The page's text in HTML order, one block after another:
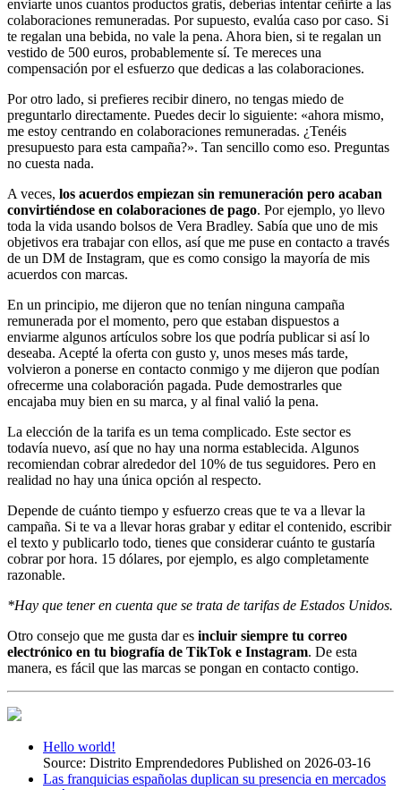
enviarte unos cuantos productos gratis, deberías intentar ceñirte a las
colaboraciones remuneradas. Por supuesto, evalúa caso por caso. Si
te regalan una bebida, no vale la pena. Ahora bien, si te regalan un
vestido de 500 euros, probablemente sí. Te mereces una
compensación por el esfuerzo que dedicas a las colaboraciones.
Por otro lado, si prefieres recibir dinero, no tengas miedo de
preguntarlo directamente. Puedes decir lo siguiente: «ahora mismo,
me estoy centrando en colaboraciones remuneradas. ¿Tenéis
presupuesto para esta campaña?». Tan sencillo como eso. Preguntas
no cuesta nada.
A veces, los acuerdos empiezan sin remuneración pero acaban
convirtiéndose en colaboraciones de pago. Por ejemplo, yo llevo
toda la vida usando bolsos de Vera Bradley. Sabía que uno de mis
objetivos era trabajar con ellos, así que me puse en contacto a través
de un DM de Instagram, que es como consigo la mayoría de mis
acuerdos con marcas.
En un principio, me dijeron que no tenían ninguna campaña
remunerada por el momento, pero que estaban dispuestos a
enviarme algunos artículos sobre los que podría publicar si así lo
deseaba. Acepté la oferta con gusto y, unos meses más tarde,
volvieron a ponerse en contacto conmigo y me dijeron que podían
ofrecerme una colaboración pagada. Pude demostrarles que
encajaba muy bien en su marca, y al final valió la pena.
La elección de la tarifa es un tema complicado. Este sector es
todavía nuevo, así que no hay una norma establecida. Algunos
recomiendan cobrar alrededor del 10% de tus seguidores. Pero en
realidad no hay una única opción al respecto.
Depende de cuánto tiempo y esfuerzo creas que te va a llevar la
campaña. Si te va a llevar horas grabar y editar el contenido, escribir
el texto y publicarlo todo, tienes que considerar cuánto te gustaría
cobrar por hora. 15 dólares, por ejemplo, es algo completamente
razonable.
*Hay que tener en cuenta que se trata de tarifas de Estados Unidos.
Otro consejo que me gusta dar es incluir siempre tu correo
electrónico en tu biografía de TikTok e Instagram. De esta
manera, es fácil que las marcas se pongan en contacto contigo.
Hello world!
Source: Distrito Emprendedores Published on 2026-03-16
Las franquicias españolas duplican su presencia en mercados